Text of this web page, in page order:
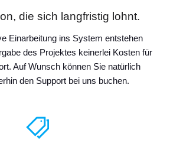
die sich langfristig lohnt.
Einarbeitung ins System entstehen
des Projektes keinerlei Kosten für
Auf Wunsch können Sie natürlich
den Support bei uns buchen.